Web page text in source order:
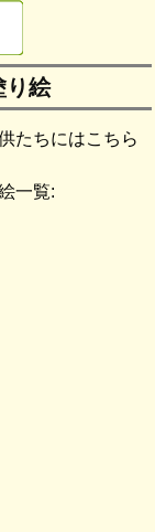
り絵
たちにはこちら
一覧: